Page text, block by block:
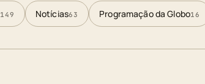
149 Notícias63 Programação da Globo16